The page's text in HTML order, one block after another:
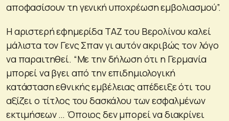
αποφασίσουν τη γενική υποχρέωση εμβολιασμού”.
Η αριστερή εφημερίδα TAZ του Βερολίνου καλεί
μάλιστα τον Γενς Σπαν γι αυτόν ακριβώς τον λόγο
να παραιτηθεί. “Με την δήλωση ότι η Γερμανία
μπορεί να βγει από την επιδημιολογική
κατάσταση εθνικής εμβέλειας απέδειξε ότι του
αξίζει ο τίτλος του δασκάλου των εσφαλμένων
εκτιμήσεων … Όποιος δεν μπορεί να διακρίνει